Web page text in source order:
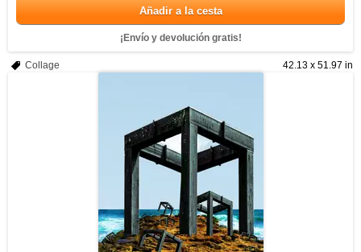
Añadir a la cesta
¡Envío y devolución gratis!
42.13 x 51.97 in
Collage